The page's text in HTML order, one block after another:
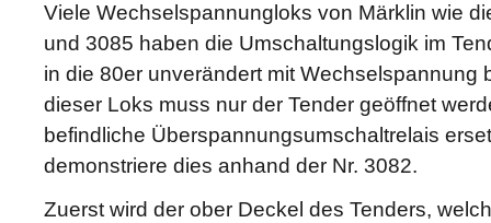
Viele Wechselspannungloks von Märklin wie
und 3085 haben die Umschaltungslogik im
in die 80er unverändert mit Wechselspannung
dieser Loks muss nur der Tender geöffnet
befindliche Überspannungsumschaltrelais
demonstriere dies anhand der Nr. 3082.
Zuerst wird der ober Deckel des Tenders,